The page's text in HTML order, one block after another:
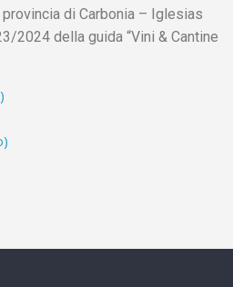
di Carbonia – Iglesias
2024 della guida “Vini & Cantine